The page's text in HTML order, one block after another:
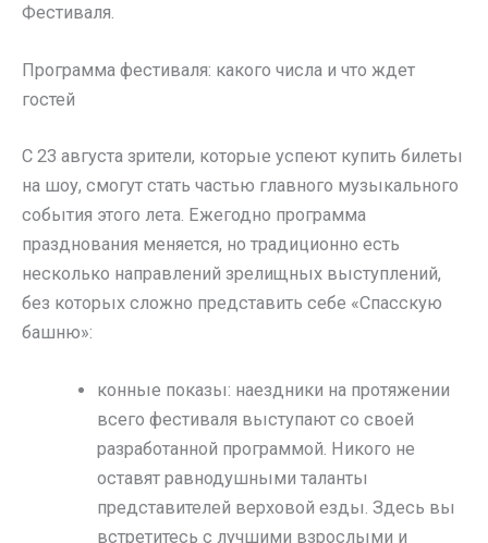
Фестиваля.
Программа фестиваля: какого числа и что ждет
гостей
С 23 августа зрители, которые успеют купить билеты
на шоу, смогут стать частью главного музыкального
события этого лета. Ежегодно программа
празднования меняется, но традиционно есть
несколько направлений зрелищных выступлений,
без которых сложно представить себе «Спасскую
башню»:
конные показы: наездники на протяжении
всего фестиваля выступают со своей
разработанной программой. Никого не
оставят равнодушными таланты
представителей верховой езды. Здесь вы
встретитесь с лучшими взрослыми и